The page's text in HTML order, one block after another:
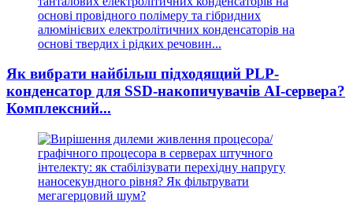
Як вибрати найбільш підходящий PLP-
конденсатор для SSD-накопичувачів AI-сервера?
Комплексний...